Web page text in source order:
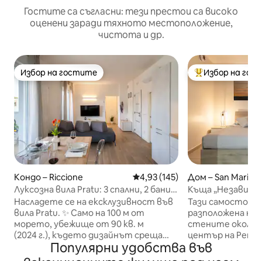
Гостите са съгласни: тези престои са високо
оценени заради тяхното местоположение,
чистота и др.
Избор на гостите
Избор на гостите
Кондо – Riccione Средна оценка: 4,93 от 5,
4,93 (145)
Луксозна вила Pratu: 3 спални, 2 бани,
4 смарт телевизора + климатик
Насладете се на ексклузивност във
вила Pratu. ✨ Само на 100 м от
морето, убежище от 90 кв. м
(2024 г.), където дизайнът среща
релаксацията. Сърцето на къщата е
всекидневната: отпуснете се на
Най-популярен
Избор на
Дом – San Marino
Къща
историческия
Тази
разположена на
стените около
център на
най - доброто
търсят
Популярни удобства във